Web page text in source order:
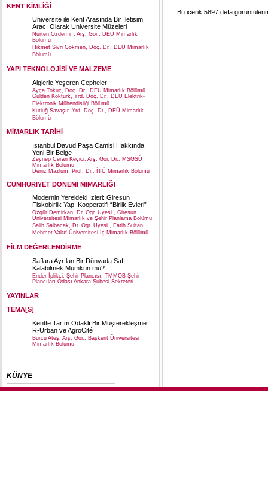
KENT KİMLİĞİ
Üniversite ile Kent Arasında Bir İletişim
Aracı Olarak Üniversite Müzeleri
Nurten Özdemir , Arş. Gör., DEÜ Mimarlık
Bölümü
Hikmet Sivri Gökmen, Doç. Dr., DEÜ Mimarlık
Bölümü
YAPI TEKNOLOJİSİ VE MALZEME
Alglerle Yeşeren Cepheler
Ayça Tokuç, Doç. Dr., DEÜ Mimarlık Bölümü
Gülden Köktürk, Yrd. Doç. Dr., DEÜ Elektrik-
Elektronik Mühendisliği Bölümü
Kutluğ Savaşır, Yrd. Doç. Dr., DEÜ Mimarlık
Bölümü
MİMARLIK TARİHİ
İstanbul Davud Paşa Camisi Hakkında
Yeni Bir Belge
Zeynep Ceran Keçici, Arş. Gör. Dr., MSGSÜ
Mimarlık Bölümü
Deniz Mazlum, Prof. Dr., İTÜ Mimarlık Bölümü
CUMHURİYET DÖNEMİ MİMARLIĞI
Modernin Yereldeki İzleri: Giresun
Fiskobirlik Yapı Kooperatifi “Birlik Evleri”
Özgür Demirkan, Dr. Ögr. Üyesi., Giresun
Üniversitesi Mimarlık ve Şehir Planlama Bölümü
Salih Salbacak, Dr. Ögr. Üyesi., Fatih Sultan
Mehmet Vakıf Üniversitesi İç Mimarlık Bölümü
FİLM DEĞERLENDİRME
Saflara Ayrılan Bir Dünyada Saf
Kalabilmek Mümkün mü?
Ender İplikçi, Şehir Plancısı, TMMOB Şehir
Plancıları Odası Ankara Şubesi Sekreteri
YAYINLAR
TEMA[S]
Kentte Tarım Odaklı Bir Müşterekleşme:
R-Urban ve AgroCité
Burcu Ateş, Arş. Gör., Başkent Üniversitesi
Mimarlık Bölümü
KÜNYE
Bu icerik 5897 defa